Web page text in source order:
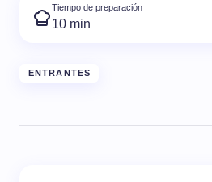
Tiempo de preparación
10 min
ENTRANTES